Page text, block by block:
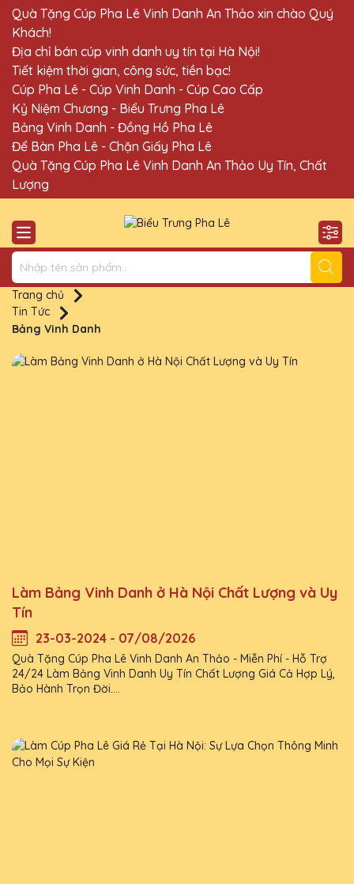
Quà Tặng Cúp Pha Lê Vinh Danh An Thảo xin chào Quý
Khách!
Địa chỉ bán cúp vinh danh uy tín tại Hà Nội!
Tiết kiệm thời gian, công sức, tiền bạc!
Cúp Pha Lê - Cúp Vinh Danh - Cúp Cao Cấp
Kỷ Niệm Chương - Biểu Trưng Pha Lê
Bảng Vinh Danh - Đồng Hồ Pha Lê
Để Bàn Pha Lê - Chặn Giấy Pha Lê
Quà Tặng Cúp Pha Lê Vinh Danh An Thảo Uy Tín, Chất
Lượng
Trang chủ
Tin Tức
Bảng Vinh Danh
Làm Bảng Vinh Danh ở Hà Nội Chất Lượng và Uy
Tín
23-03-2024 - 07/08/2026
Quà Tặng Cúp Pha Lê Vinh Danh An Thảo - Miễn Phí - Hỗ Trợ
24/24 Làm Bảng Vinh Danh Uy Tín Chất Lượng Giá Cả Hợp Lý,
Bảo Hành Trọn Đời....